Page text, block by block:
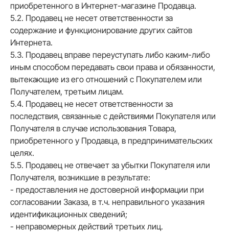
приобретенного в Интернет-магазине Продавца.
5.2. Продавец не несет ответственности за
содержание и функционирование других сайтов
Интернета.
5.3. Продавец вправе переуступать либо каким-либо
иным способом передавать свои права и обязанности,
вытекающие из его отношений с Покупателем или
Получателем, третьим лицам.
5.4. Продавец не несет ответственности за
последствия, связанные с действиями Покупателя или
Получателя в случае использования Товара,
приобретенного у Продавца, в предпринимательских
целях.
5.5. Продавец не отвечает за убытки Покупателя или
Получателя, возникшие в результате:
- предоставления не достоверной информации при
согласовании Заказа, в т.ч. неправильного указания
идентификационных сведений;
- неправомерных действий третьих лиц.